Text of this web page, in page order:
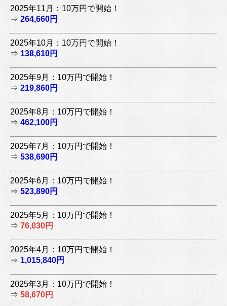
2025年11月：10万円で開始！
⇒ 264,660円
2025年10月：10万円で開始！
⇒ 138,610円
2025年9月：10万円で開始！
⇒ 219,860円
2025年8月：10万円で開始！
⇒ 462,100円
2025年7月：10万円で開始！
⇒ 538,690円
2025年6月：10万円で開始！
⇒ 523,890円
2025年5月：10万円で開始！
⇒ 76,030円
2025年4月：10万円で開始！
⇒ 1,015,840円
2025年3月：10万円で開始！
⇒ 58,670円